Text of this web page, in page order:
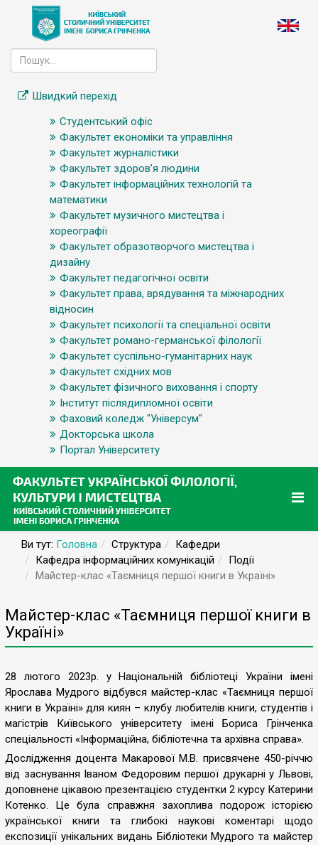
Швидкий перехід
Студентський офіс
Факультет економіки та управління
Факультет журналістики
Факультет здоров’я людини
Факультет інформаційних технологій та
математики
Факультет музичного мистецтва і
хореографії
Факультет образотворчого мистецтва і
дизайну
Факультет педагогічної освіти
Факультет права, врядування та міжнародних
відносин
Факультет психології та спеціальної освіти
Факультет романо-германської філології
Факультет суспільно-гуманітарних наук
Факультет східних мов
Факультет фізичного виховання і спорту
Інститут післядипломної освіти
Фаховий коледж "Універсум"
Докторська школа
Портал Університету
Ви тут: Головна Структура
Кафедри
Кафедра інформаційних комунікацій
Події
Майстер-клас «Таємниця першої книги в Україні»
Майстер-клас «Таємниця першої книги в
Україні»
28 лютого 2023р. у Національній бібліотеці України імені
Ярослава Мудрого відбувся майстер-клас «Таємниця першої
книги в Україні» для киян – клубу любителів книги, студентів і
магістрів Київського університету імені Бориса Грінченка
спеціальності «Інформаційна, бібліотечна та архівна справа».
Дослідження доцента Макарової М.В. присвячене 450-річчю
від заснування Іваном Федоровим першої друкарні у Львові,
доповнене цікавою презентацією студентки 2 курсу Катерини
Котенко. Це була справжня захоплива подорож історією
української книги та глибокі наукові коментарі щодо
експозиції унікальних видань Бібліотеки Мудрого та майстер